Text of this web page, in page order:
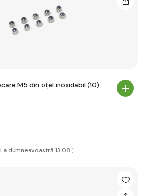
M5 din oțel inoxidabil (10)
dumneavoastră 13.08.)